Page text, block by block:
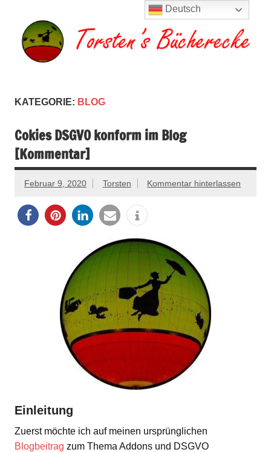
springen
KATEGORIE: BLOG
Cokies DSGVO konform im Blog
[Kommentar]
Februar 9, 2020 Torsten Kommentar hinterlassen
Einleitung
Zuerst möchte ich auf meinen ursprünglichen
Blogbeitrag zum Thema Addons und DSGVO
Deutsch